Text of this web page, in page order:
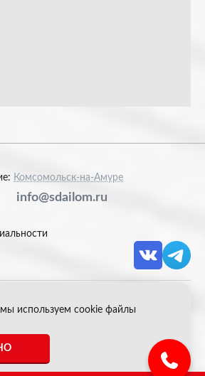
Комсомольск-на-Амуре
info@sdailom.ru
на сайте не являются публичной
используем cookie файлы